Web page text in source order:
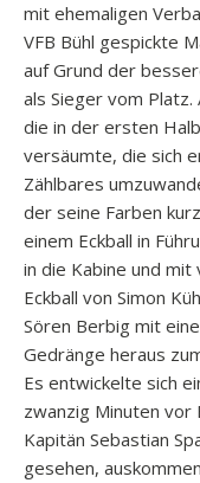
mit ehemaligen
VFB Bühl gespickte
auf Grund der
als Sieger vom
die in der ersten
versäumte, die sich
Zählbares
der seine Farben
einem Eckball in
in die Kabine und mit
Eckball von Simon
Sören Berbig mit
Gedränge heraus
Es entwickelte sich
zwanzig Minuten vor
Kapitän Sebastian
gesehen,